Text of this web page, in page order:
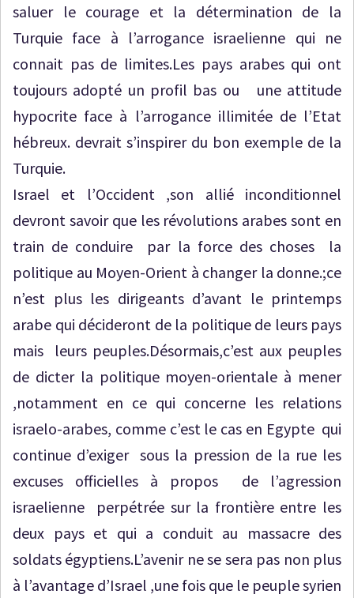
saluer le courage et la détermination de la
Turquie face à l’arrogance israelienne qui ne
connait pas de limites.Les pays arabes qui ont
toujours adopté un profil bas ou une attitude
hypocrite face à l’arrogance illimitée de l’Etat
hébreux. devrait s’inspirer du bon exemple de la
Turquie.
Israel et l’Occident ,son allié inconditionnel
devront savoir que les révolutions arabes sont en
train de conduire par la force des choses la
politique au Moyen-Orient à changer la donne.;ce
n’est plus les dirigeants d’avant le printemps
arabe qui décideront de la politique de leurs pays
mais leurs peuples.Désormais,c’est aux peuples
de dicter la politique moyen-orientale à mener
,notamment en ce qui concerne les relations
israelo-arabes, comme c’est le cas en Egypte qui
continue d’exiger sous la pression de la rue les
excuses officielles à propos de l’agression
israelienne perpétrée sur la frontière entre les
deux pays et qui a conduit au massacre des
soldats égyptiens.L’avenir ne se sera pas non plus
à l’avantage d’Israel ,une fois que le peuple syrien